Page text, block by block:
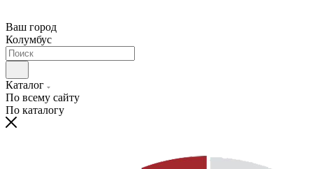
Ваш город
Колумбус
Каталог
По всему сайту
По каталогу